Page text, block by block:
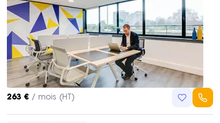
263 € / mois (HT)